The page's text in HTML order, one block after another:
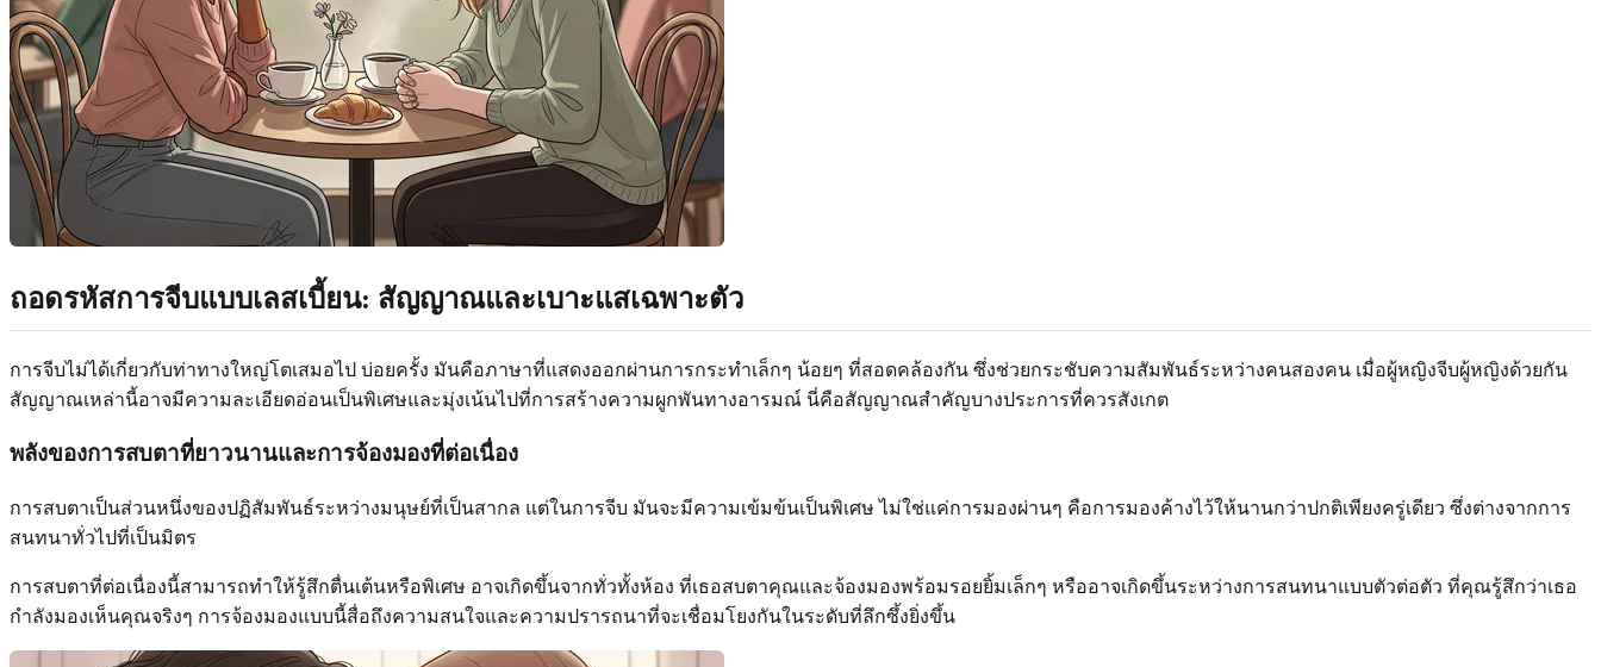
ถอดรหัสการจีบแบบเลสเบี้ยน: สัญญาณและเบาะแสเฉพาะตัว
การจีบไม่ได้เกี่ยวกับท่าทางใหญ่โตเสมอไป บ่อยครั้ง มันคือภาษาที่แสดงออกผ่านการกระทำเล็กๆ น้อยๆ ที่สอดคล้องกัน ซึ่งช่วยกระชับความสัมพันธ์ระหว่างคนสองคน เมื่อผู้หญิงจีบผู้หญิงด้วยกัน
สัญญาณเหล่านี้อาจมีความละเอียดอ่อนเป็นพิเศษและมุ่งเน้นไปที่การสร้างความผูกพันทางอารมณ์ นี่คือสัญญาณสำคัญบางประการที่ควรสังเกต
พลังของการสบตาที่ยาวนานและการจ้องมองที่ต่อเนื่อง
การสบตาเป็นส่วนหนึ่งของปฏิสัมพันธ์ระหว่างมนุษย์ที่เป็นสากล แต่ในการจีบ มันจะมีความเข้มข้นเป็นพิเศษ ไม่ใช่แค่การมองผ่านๆ คือการมองค้างไว้ให้นานกว่าปกติเพียงครู่เดียว ซึ่งต่างจากการ
สนทนาทั่วไปที่เป็นมิตร
การสบตาที่ต่อเนื่องนี้สามารถทำให้รู้สึกตื่นเต้นหรือพิเศษ อาจเกิดขึ้นจากทั่วทั้งห้อง ที่เธอสบตาคุณและจ้องมองพร้อมรอยยิ้มเล็กๆ หรืออาจเกิดขึ้นระหว่างการสนทนาแบบตัวต่อตัว ที่คุณรู้สึกว่าเธอ
กำลังมองเห็นคุณจริงๆ การจ้องมองแบบนี้สื่อถึงความสนใจและความปรารถนาที่จะเชื่อมโยงกันในระดับที่ลึกซึ้งยิ่งขึ้น